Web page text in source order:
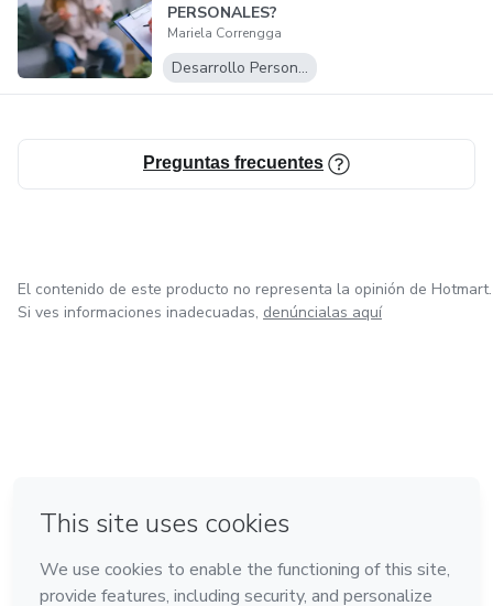
PERSONALES?
Mariela Correngga
Desarrollo Personal
Preguntas frecuentes
El contenido de este producto no representa la opinión de Hotmart.
Si ves informaciones inadecuadas, denúncialas aquí
Hecho con❤ en Madrid